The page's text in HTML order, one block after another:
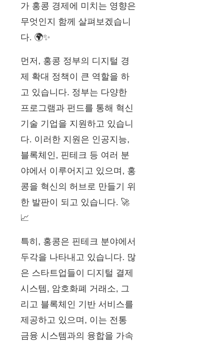
가 홍콩 경제에 미치는 영향은
무엇인지 함께 살펴보겠습니
다. 🌍✨
먼저, 홍콩 정부의 디지털 경
제 확대 정책이 큰 역할을 하
고 있습니다. 정부는 다양한
프로그램과 펀드를 통해 혁신
기술 기업을 지원하고 있습니
다. 이러한 지원은 인공지능,
블록체인, 핀테크 등 여러 분
야에서 이루어지고 있으며, 홍
콩을 혁신의 허브로 만들기 위
한 발판이 되고 있습니다. 🚀
📈
특히, 홍콩은 핀테크 분야에서
두각을 나타내고 있습니다. 많
은 스타트업들이 디지털 결제
시스템, 암호화폐 거래소, 그
리고 블록체인 기반 서비스를
제공하고 있으며, 이는 전통
금융 시스템과의 융합을 가속